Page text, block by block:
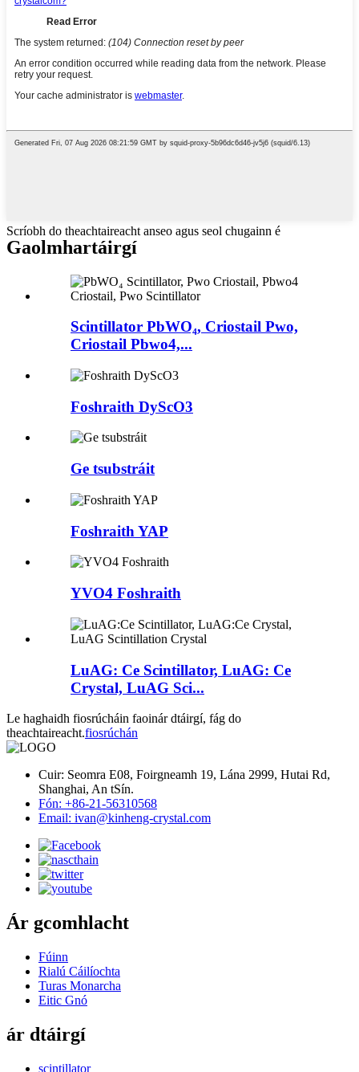
Scríobh do theachtaireacht anseo agus seol chugainn é
Gaolmhartáirgí
Scintillator PbWO₄, Criostail Pwo,
Criostail Pbwo4,...
Foshraith DyScO3
Ge tsubstráit
Foshraith YAP
YVO4 Foshraith
LuAG: Ce Scintillator, LuAG: Ce
Crystal, LuAG Sci...
Le haghaidh fiosrúcháin faoinár dtáirgí, fág do
theachtaireacht.fiosrúchán
Cuir: Seomra E08, Foirgneamh 19, Lána 2999, Hutai Rd,
Shanghai, An tSín.
Fón: +86-21-56310568
Email: ivan@kinheng-crystal.com
Ár gcomhlacht
Fúinn
Rialú Cáilíochta
Turas Monarcha
Eitic Gnó
ár dtáirgí
scintillator